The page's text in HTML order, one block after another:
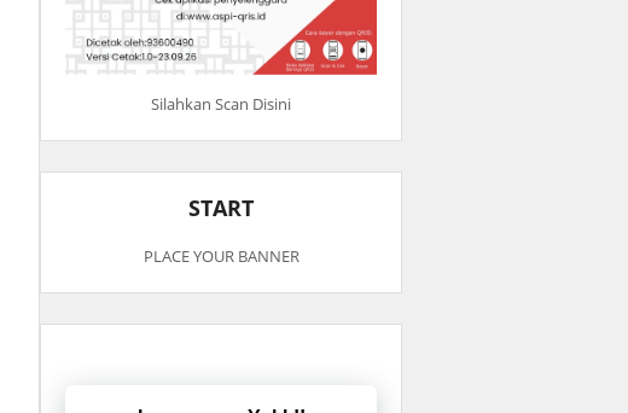
Silahkan Scan Disini
START
PLACE YOUR BANNER